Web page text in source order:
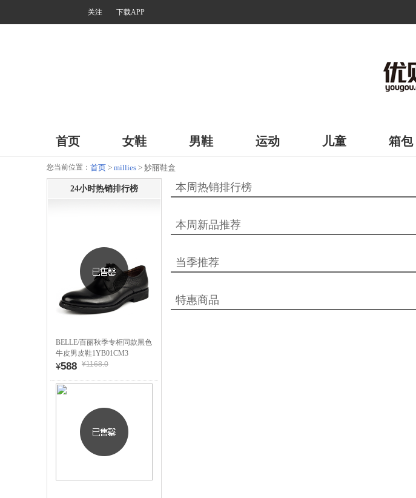
关注 下载APP
首页 女鞋 男鞋 运动 儿童 箱包
您当前位置： 首页 > millies > 妙丽鞋盒
24小时热销排行榜
BELLE/百丽秋季专柜同款黑色
牛皮男皮鞋1YB01CM3
¥588 ¥1168.0
本周热销排行榜
本周新品推荐
当季推荐
特惠商品